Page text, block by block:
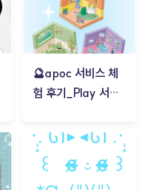
🔮apoc 서비스 체
험 후기_Play 서비
김태현